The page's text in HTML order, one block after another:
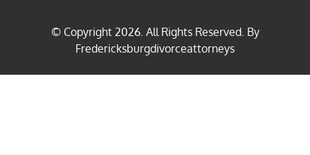
© Copyright 2026. All Rights Reserved. By
Fredericksburgdivorceattorneys